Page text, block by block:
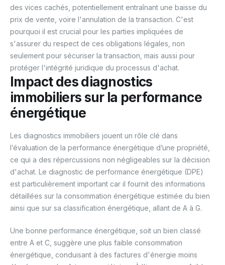
des vices cachés, potentiellement entraînant une baisse du
prix de vente, voire l'annulation de la transaction. C'est
pourquoi il est crucial pour les parties impliquées de
s'assurer du respect de ces obligations légales, non
seulement pour sécuriser la transaction, mais aussi pour
protéger l'intégrité juridique du processus d'achat.
Impact des diagnostics
immobiliers sur la performance
énergétique
Les diagnostics immobiliers jouent un rôle clé dans
l’évaluation de la performance énergétique d’une propriété,
ce qui a des répercussions non négligeables sur la décision
d'achat. Le diagnostic de performance énergétique (DPE)
est particulièrement important car il fournit des informations
détaillées sur la consommation énergétique estimée du bien
ainsi que sur sa classification énergétique, allant de A à G.
Une bonne performance énergétique, soit un bien classé
entre A et C, suggère une plus faible consommation
énergétique, conduisant à des factures d'énergie moins